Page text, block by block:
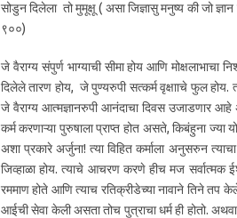
सोडुन दिलेला तो मुमूक्षू ( असा जिज्ञासु मनुष्य की जो
९००)
जे वैराग्य संपुर्ण भाग्याची सीमा होय आणि मोक्षलाभाचा
दिलेले तारण होय, जे पुण्यरुपी सत्कर्म वृक्षााचे फुल
जे वैराग्य आत्मज्ञानरुपी आनंदाचा दिवस उजाडणार आहे
कर्म करणाऱ्या पुरुषाला प्राप्त होत असते, किबंहुना ज्या
अशा प्रकारे अर्जुना! त्या विहित कर्माला अनुसरुन
जिव्हाळा होय. त्याचे आचरण करणे हीच मज सर्वात्मक
रममाण होते आणि त्याच रतिक्रीडेच्या नावाने तिने तप
आईची सेवा केली असता तोच पुत्राचा धर्म ही होतो.